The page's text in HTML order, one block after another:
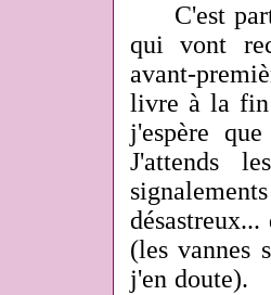
C'est
qui vont
avant-
livre à la fin
j'espère
J'attends
(les vannes
j'en doute).